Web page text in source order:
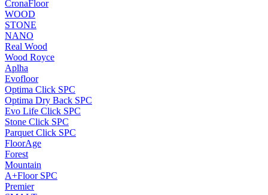
CronaFloor
WOOD
STONE
NANO
Real Wood
Wood Royce
Aplha
Evofloor
Optima Click SPC
Optima Dry Back SPC
Evo Life Click SPC
Stone Click SPC
Parquet Click SPC
FloorAge
Forest
Mountain
A+Floor SPC
Premier